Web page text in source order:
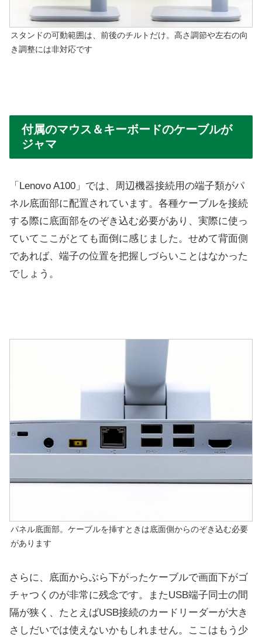
スタンドの可動範囲は、前後のチルトだけ。高さ調節や左右の向
き調整には非対応です
付属のマウス＆キーボードのケーブルが
ジャマ
「Lenovo A100」では、周辺機器接続用の端子類がパ
ネル底面部に配置されています。各種ケーブルを接続
する際に底面部をのぞき込む必要があり、実際に使っ
ていてここがとても面倒に感じました。せめて背面側
であれば、端子の位置を把握しづらいことはなかった
でしょう。
パネル底面部。ケーブルを挿すときは底面側からのぞき込む必要
があります
さらに、底面からぶら下がったケーブルで画面下がゴ
チャつくのが非常に残念です。またUSB端子同士の間
隔が狭く、たとえばUSB接続のカードリーダーが大き
さしだいでは使えないかもしれません。ここはもう少